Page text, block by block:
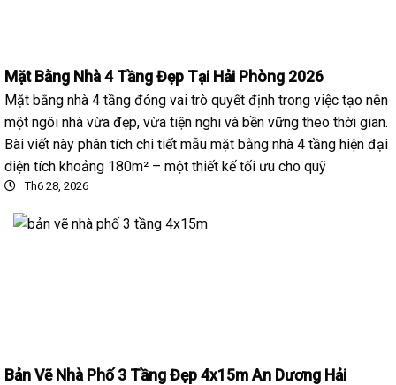
Mặt Bằng Nhà 4 Tầng Đẹp Tại Hải Phòng 2026
Mặt bằng nhà 4 tầng đóng vai trò quyết định trong việc tạo nên
một ngôi nhà vừa đẹp, vừa tiện nghi và bền vững theo thời gian.
Bài viết này phân tích chi tiết mẫu mặt bằng nhà 4 tầng hiện đại
diện tích khoảng 180m² – một thiết kế tối ưu cho quỹ
Th6 28, 2026
Bản Vẽ Nhà Phố 3 Tầng Đẹp 4x15m An Dương Hải